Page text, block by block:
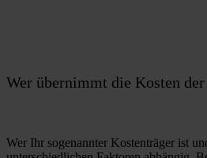
Wer übernimmt die Kosten der
Wer Ihr sogenannter Kostenträger ist